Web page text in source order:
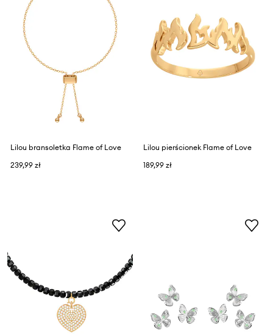
Lilou bransoletka Flame of Love
239,99 zł
Lilou pierścionek Flame of Love
189,99 zł